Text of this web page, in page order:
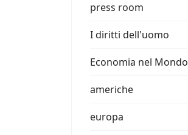
press room
I diritti dell'uomo
Economia nel Mondo
americhe
europa